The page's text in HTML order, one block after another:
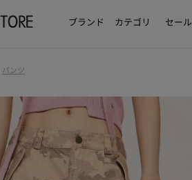
ブランド カテゴリ セール
パンツ